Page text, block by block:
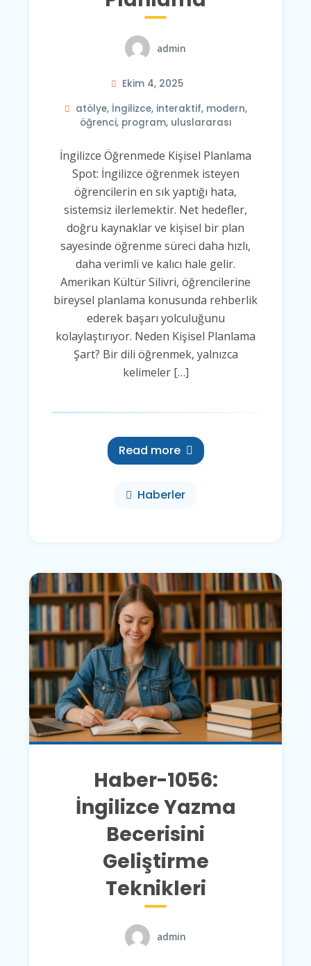
admin
Ekim 4, 2025
atölye, İngilizce, interaktif, modern,
öğrenci, program, uluslararası
İngilizce Öğrenmede Kişisel Planlama
Spot: İngilizce öğrenmek isteyen
öğrencilerin en sık yaptığı hata,
sistemsiz ilerlemektir. Net hedefler,
doğru kaynaklar ve kişisel bir plan
sayesinde öğrenme süreci daha hızlı,
daha verimli ve kalıcı hale gelir.
Amerikan Kültür Silivri, öğrencilerine
bireysel planlama konusunda rehberlik
ederek başarı yolculuğunu
kolaylaştırıyor. Neden Kişisel Planlama
Şart? Bir dili öğrenmek, yalnızca
kelimeler […]
Read more
Haberler
Haber-1056:
İngilizce Yazma
Becerisini
Geliştirme
Teknikleri
admin